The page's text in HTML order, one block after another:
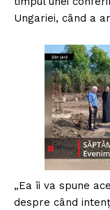
Ungariei, când a
„Ea îi va spune
despre când